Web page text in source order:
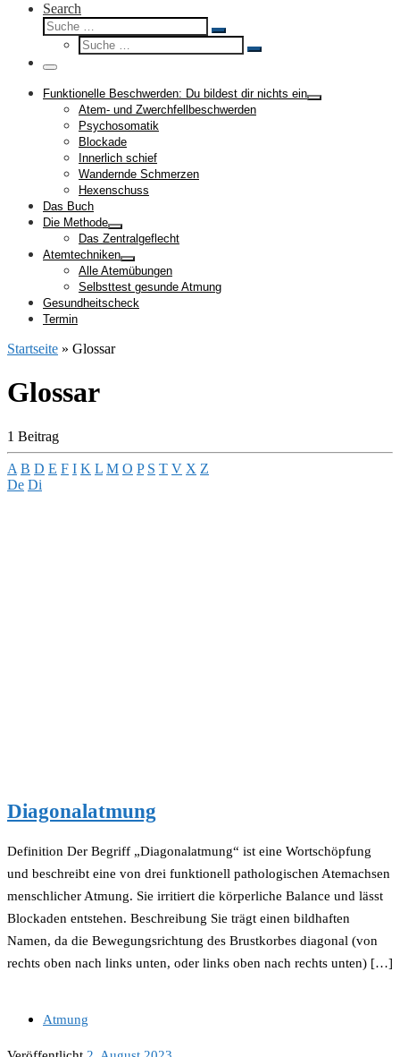
Search
Suche
Suche
…
Suche
Suche
Menü
Funktionelle Beschwerden: Du bildest dir nichts ein
Atem- und Zwerchfellbeschwerden
Psychosomatik
Blockade
Innerlich schief
Wandernde Schmerzen
Hexenschuss
Das Buch
Die Methode
Das Zentralgeflecht
Atemtechniken
Alle Atemübungen
Selbsttest gesunde Atmung
Gesundheitscheck
Termin
Startseite » Glossar
Glossar
1 Beitrag
A B D E F I K L M O P S T V X Z
De Di
Diagonalatmung
Definition Der Begriff „Diagonalatmung“ ist eine Wortschöpfung
und beschreibt eine von drei funktionell pathologischen Atemachsen
menschlicher Atmung. Sie irritiert die körperliche Balance und lässt
Blockaden entstehen. Beschreibung Sie trägt einen bildhaften
Namen, da die Bewegungsrichtung des Brustkorbes diagonal (von
rechts oben nach links unten, oder links oben nach rechts unten) […]
Atmung